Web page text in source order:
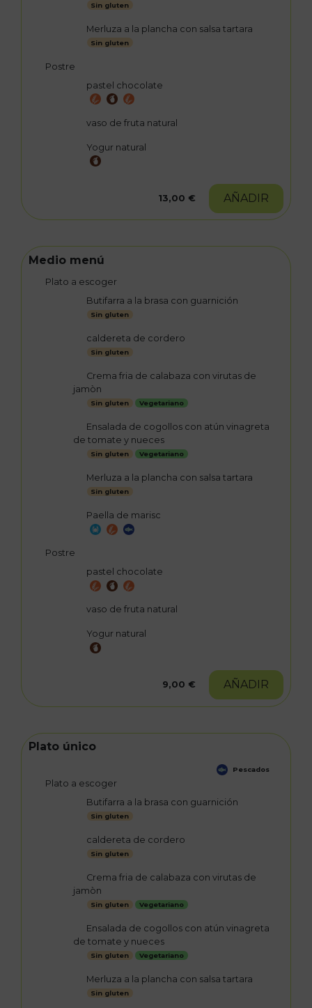
Sin gluten
Merluza a la plancha con salsa tartara
Sin gluten
Postre
pastel chocolate
vaso de fruta natural
Yogur natural
13,00 € AÑADIR
Medio menú
Plato a escoger
Butifarra a la brasa con guarnición
Sin gluten
caldereta de cordero
Sin gluten
Crema fria de calabaza con virutas de
jamòn
Sin gluten Vegetariano
Ensalada de cogollos con atún vinagreta
de tomate y nueces
Sin gluten Vegetariano
Merluza a la plancha con salsa tartara
Sin gluten
Paella de marisc
Postre
pastel chocolate
vaso de fruta natural
Yogur natural
9,00 € AÑADIR
Plato único
Pescados
Plato a escoger
Butifarra a la brasa con guarnición
Sin gluten
caldereta de cordero
Sin gluten
Crema fria de calabaza con virutas de
jamòn
Sin gluten Vegetariano
Ensalada de cogollos con atún vinagreta
de tomate y nueces
Sin gluten Vegetariano
Merluza a la plancha con salsa tartara
Sin gluten